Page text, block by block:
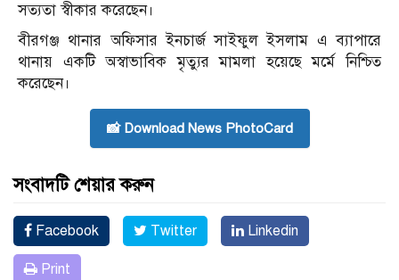
সত্যতা স্বীকার করেছেন।
বীরগঞ্জ থানার অফিসার ইনচার্জ সাইফুল ইসলাম এ ব্যাপারে
থানায় একটি অস্বাভাবিক মৃত্যুর মামলা হয়েছে মর্মে নিশ্চিত
করেছেন।
📸 Download News PhotoCard
সংবাদটি শেয়ার করুন
Facebook Twitter Linkedin
Print